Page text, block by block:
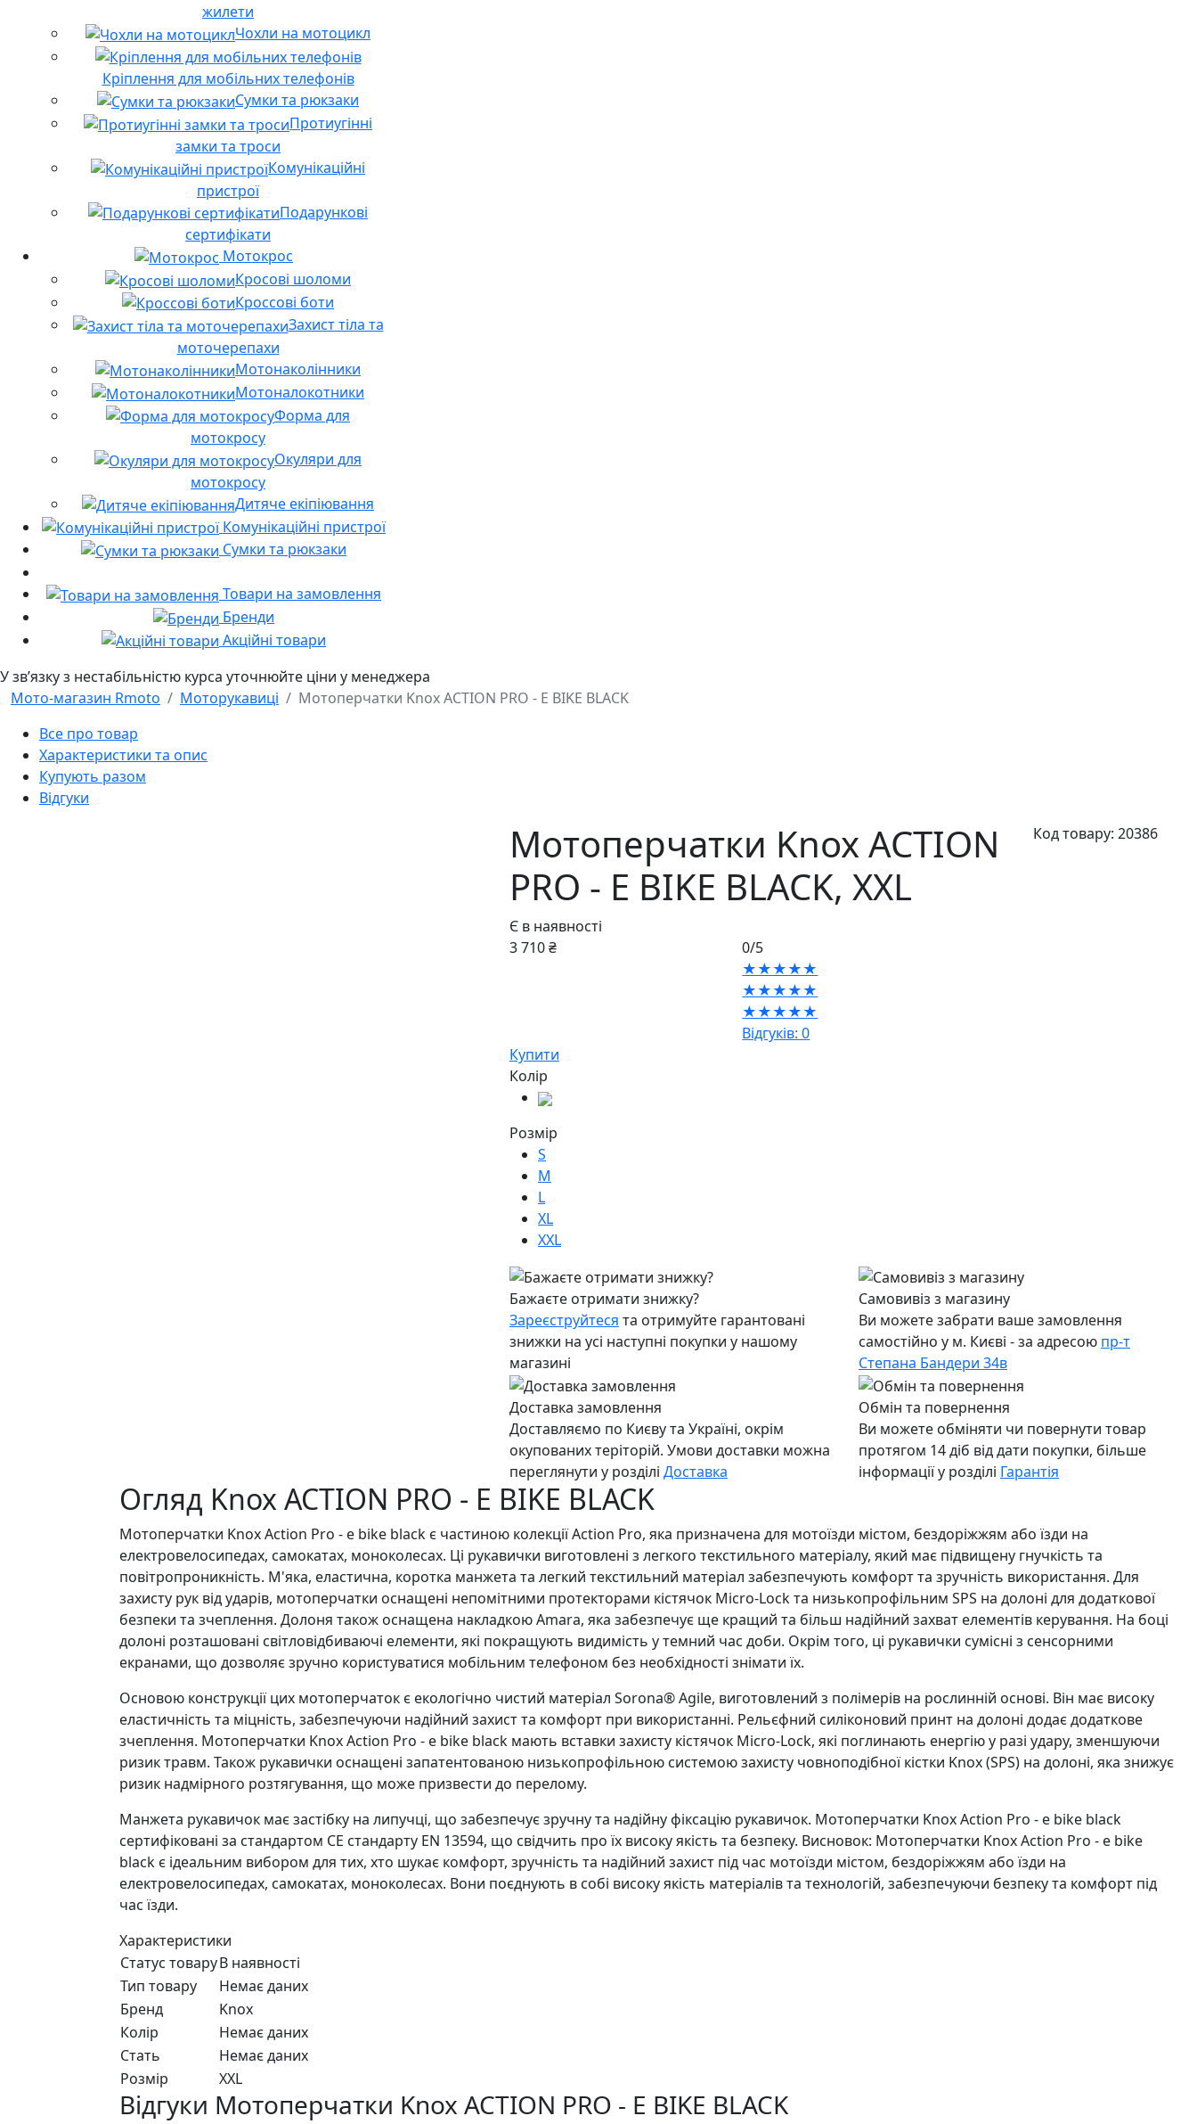
жилети
Чохли на мотоцикл
Кріплення для мобільних телефонів
Сумки та рюкзаки
Протиугінні
замки та троси
Комунікаційні
пристрої
Подарункові
сертифікати
Мотокрос
Кросові шоломи
Кроссові боти
Захист тіла та
моточерепахи
Мотонаколінники
Мотоналокотники
Форма для
мотокросу
Окуляри для
мотокросу
Дитяче екіпіювання
Комунікаційні пристрої
Сумки та рюкзаки
Товари на замовлення
Бренди
Акційні товари
У звʼязку з нестабільністю курса уточнюйте ціни у менеджера
Мото-магазин Rmoto
Моторукавиці
Мотоперчатки Knox ACTION PRO - E BIKE BLACK
Все про товар
Характеристики та опис
Купують разом
Відгуки
Мотоперчатки Knox ACTION
PRO - E BIKE BLACK, XXL
Є в наявності
Код товару: 20386
3 710 ₴
0/5
★★★★★
★★★★★
★★★★★
Відгуків: 0
Купити
Колір
Розмір
S
M
L
XL
XXL
Бажаєте отримати знижку?
Зареєструйтеся та отримуйте гарантовані
знижки на усі наступні покупки у нашому
магазині
Самовивіз з магазину
Ви можете забрати ваше замовлення
самостійно у м. Києві - за адресою пр-т
Степана Бандери 34в
Доставка замовлення
Доставляємо по Києву та Україні, окрім
окупованих теріторій. Умови доставки можна
переглянути у розділі Доставка
Обмін та повернення
Ви можете обміняти чи повернути товар
протягом 14 діб від дати покупки, більше
інформації у розділі Гарантія
Огляд Knox ACTION PRO - E BIKE BLACK
Мотоперчатки Knox Action Pro - e bike black є частиною колекції Action Pro, яка призначена для мотоїзди містом, бездоріжжям або їзди на
електровелосипедах, самокатах, моноколесах. Ці рукавички виготовлені з легкого текстильного матеріалу, який має підвищену гнучкість та
повітропроникність. М'яка, еластична, коротка манжета та легкий текстильний матеріал забезпечують комфорт та зручність використання. Для
захисту рук від ударів, мотоперчатки оснащені непомітними протекторами кістячок Micro-Lock та низькопрофільним SPS на долоні для додаткової
безпеки та зчеплення. Долоня також оснащена накладкою Amara, яка забезпечує ще кращий та більш надійний захват елементів керування. На боці
долоні розташовані світловідбиваючі елементи, які покращують видимість у темний час доби. Окрім того, ці рукавички сумісні з сенсорними
екранами, що дозволяє зручно користуватися мобільним телефоном без необхідності знімати їх.
Основою конструкції цих мотоперчаток є екологічно чистий матеріал Sorona® Agile, виготовлений з полімерів на рослинній основі. Він має високу
еластичність та міцність, забезпечуючи надійний захист та комфорт при використанні. Рельєфний силіконовий принт на долоні додає додаткове
зчеплення. Мотоперчатки Knox Action Pro - e bike black мають вставки захисту кістячок Micro-Lock, які поглинають енергію у разі удару, зменшуючи
ризик травм. Також рукавички оснащені запатентованою низькопрофільною системою захисту човноподібної кістки Knox (SPS) на долоні, яка знижує
ризик надмірного розтягування, що може призвести до перелому.
Манжета рукавичок має застібку на липучці, що забезпечує зручну та надійну фіксацію рукавичок. Мотоперчатки Knox Action Pro - e bike black
сертифіковані за стандартом CE стандарту EN 13594, що свідчить про їх високу якість та безпеку. Висновок: Мотоперчатки Knox Action Pro - e bike
black є ідеальним вибором для тих, хто шукає комфорт, зручність та надійний захист під час мотоїзди містом, бездоріжжям або їзди на
електровелосипедах, самокатах, моноколесах. Вони поєднують в собі високу якість матеріалів та технологій, забезпечуючи безпеку та комфорт під
час їзди.
Характеристики
Статус товаруВ наявності
Тип товару
Немає даних
Бренд
Knox
Колір
Немає даних
Стать
Немає даних
Розмір
XXL
Відгуки Мотоперчатки Knox ACTION PRO - E BIKE BLACK